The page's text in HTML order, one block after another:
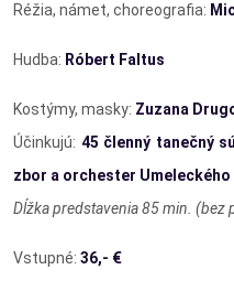
Réžia, námet, choreografia:
Hudba: Róbert Faltus
Kostýmy, masky: Zuzana
Účinkujú: 45 členný tanečný
zbor a orchester
Dĺžka predstavenia 85 min.
Vstupné: 36,- €